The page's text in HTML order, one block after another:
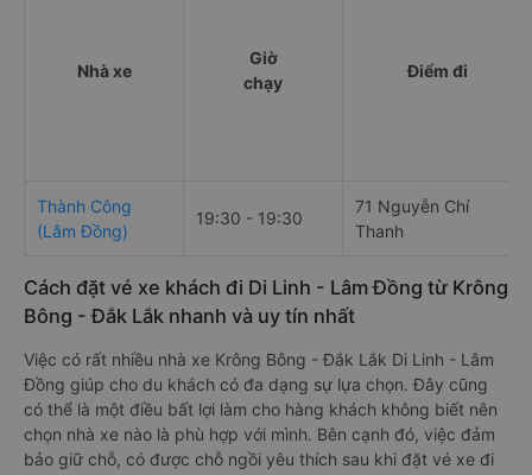
Nhà xe
Giờ
chạy
Điểm đi
Thành Công
(Lâm Đồng)
19:30 - 19:30
71 Nguyễn Chí
Thanh
Cách đặt vé xe khách đi Di Linh - Lâm Đồng từ Krông
Bông - Đắk Lắk nhanh và uy tín nhất
Việc có rất nhiều nhà xe Krông Bông - Đắk Lắk Di Linh - Lâm
Đồng giúp cho du khách có đa dạng sự lựa chọn. Đây cũng
có thể là một điều bất lợi làm cho hàng khách không biết nên
chọn nhà xe nào là phù hợp với mình. Bên cạnh đó, việc đảm
bảo giữ chỗ, có được chỗ ngồi yêu thích sau khi đặt vé xe đi